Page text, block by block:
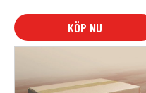
KÖP NU